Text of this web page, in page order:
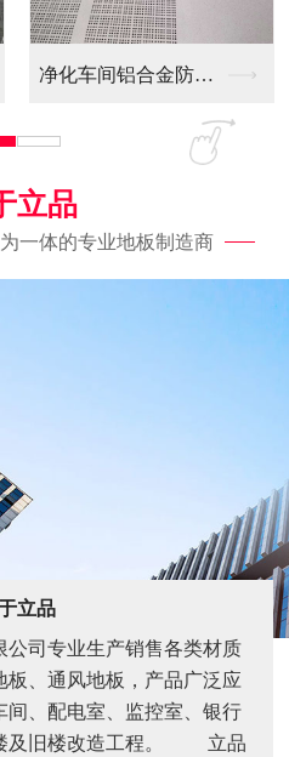
全铝防静电地板
立品
一体的专业地板制造商
立品
司专业生产销售各类材质
、通风地板，产品广泛应
间、配电室、监控室、银行
及旧楼改造工程。 立品